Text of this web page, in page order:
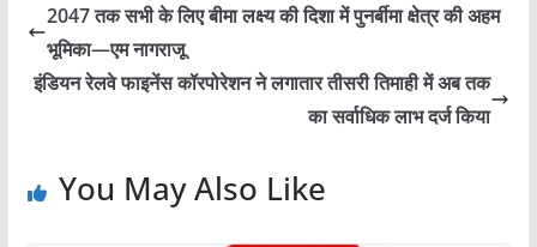
2047 तक सभी के लिए बीमा लक्ष्य की दिशा में पुनर्बीमा क्षेत्र की अहम
भूमिका—एम नागराजू
इंडियन रेलवे फाइनेंस कॉरपोरेशन ने लगातार तीसरी तिमाही में अब तक
का सर्वाधिक लाभ दर्ज किया
You May Also Like